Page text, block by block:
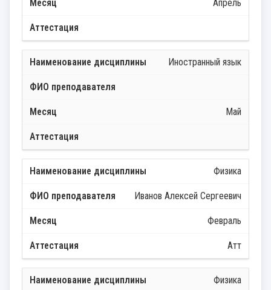
Апрель
Иностранный язык
Май
Физика
Иванов Алексей Сергеевич
Февраль
Атт
Физика